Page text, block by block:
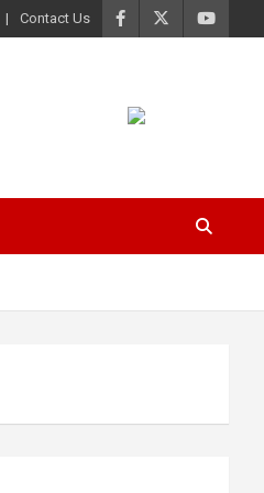
Contact Us